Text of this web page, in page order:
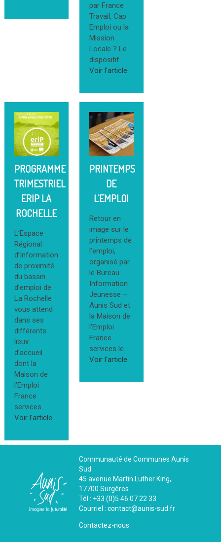
par France
Travail, Cap
Emploi ou la
Mission
Locale ? Le
dispositif...
Voir l'article
PROGRAMME
TRIMESTRIEL
ERIP LA
ROCHELLE
L’Espace
Régional
d’Information
de proximité
du bassin
d’emploi de
La Rochelle
vous attend
dans ses
différents
lieux
d’accueil
dont la
Maison de
l’Emploi
France
services...
Voir l'article
PRINTEMPS
DE
L’EMPLOI
Retour en
image sur le
printemps de
l’emploi,
organisé par
le Bureau
Information
Jeunesse –
Aunis Sud et
la Maison de
l’Emploi
France
services le...
Voir l'article
Communauté de Communes Aunis
Sud
45 avenue Martin Luther King,
17700 Surgères
Tél : +33 (0)5 46 07 22 33
Courriel : contact@aunis-sud.fr
Contactez-nous